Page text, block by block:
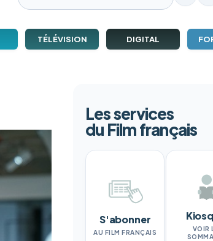
TÉLÉVISION DIGITAL
Les services
du Film français
S'abonner
AU FILM FRANÇAIS
VOIR